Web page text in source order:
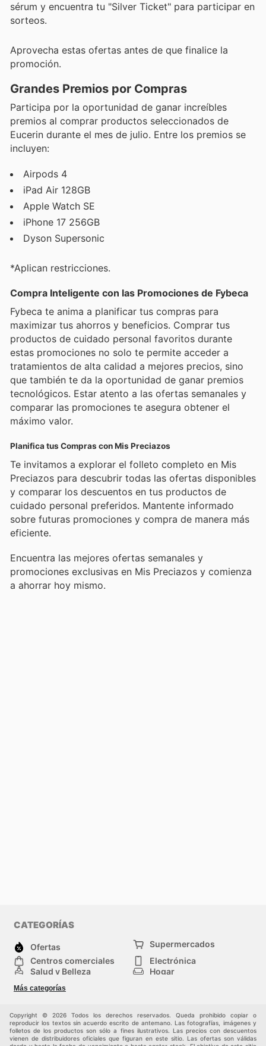
sérum y encuentra tu "Silver Ticket" para participar en
sorteos.
Aprovecha estas ofertas antes de que finalice la
promoción.
Grandes Premios por Compras
Participa por la oportunidad de ganar increíbles
premios al comprar productos seleccionados de
Eucerin durante el mes de julio. Entre los premios se
incluyen:
Airpods 4
iPad Air 128GB
Apple Watch SE
iPhone 17 256GB
Dyson Supersonic
*Aplican restricciones.
Compra Inteligente con las Promociones de Fybeca
Fybeca te anima a planificar tus compras para
maximizar tus ahorros y beneficios. Comprar tus
productos de cuidado personal favoritos durante
estas promociones no solo te permite acceder a
tratamientos de alta calidad a mejores precios, sino
que también te da la oportunidad de ganar premios
tecnológicos. Estar atento a las ofertas semanales y
comparar las promociones te asegura obtener el
máximo valor.
Planifica tus Compras con Mis Preciazos
Te invitamos a explorar el folleto completo en Mis
Preciazos para descubrir todas las ofertas disponibles
y comparar los descuentos en tus productos de
cuidado personal preferidos. Mantente informado
sobre futuras promociones y compra de manera más
eficiente.
Encuentra las mejores ofertas semanales y
promociones exclusivas en Mis Preciazos y comienza
a ahorrar hoy mismo.
CATEGORÍAS
Ofertas
Supermercados
Centros comerciales
Electrónica
Salud y Belleza
Hogar
Construcción
Más categorías
Copyright © 2026 Todos los derechos reservados. Queda prohibido copiar o
reproducir los textos sin acuerdo escrito de antemano. Las fotografías, imágenes y
folletos de los productos son sólo a fines ilustrativos. Las precios con descuentos
vienen de distribuidores oficiales que figuran en este sitio. Las ofertas son válidas